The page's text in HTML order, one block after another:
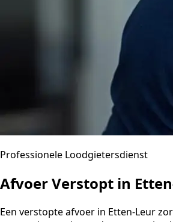
Professionele Loodgietersdienst
Afvoer Verstopt in
Een verstopte afvoer in Etten-Leur